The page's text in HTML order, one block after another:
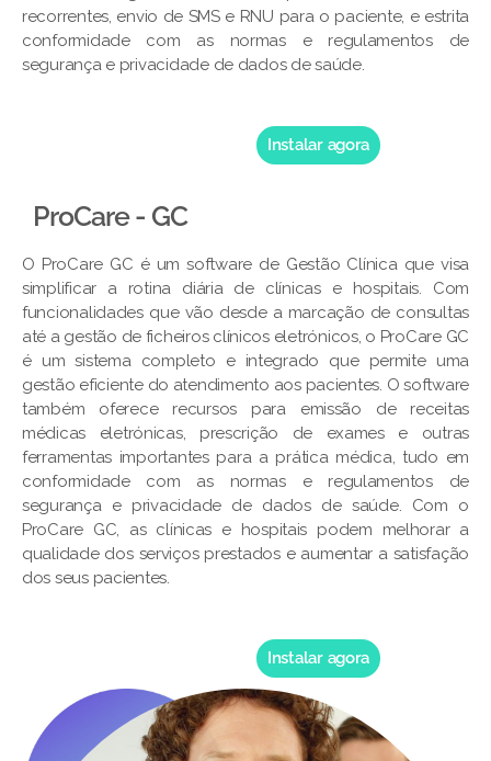
recorrentes, envio de SMS e RNU para o paciente, e estrita
conformidade com as normas e regulamentos de
segurança e privacidade de dados de saúde.
Instalar agora
ProCare - GC
O ProCare GC é um software de Gestão Clínica que visa
simplificar a rotina diária de clínicas e hospitais. Com
funcionalidades que vão desde a marcação de consultas
até a gestão de ficheiros clínicos eletrónicos, o ProCare GC
é um sistema completo e integrado que permite uma
gestão eficiente do atendimento aos pacientes. O software
também oferece recursos para emissão de receitas
médicas eletrónicas, prescrição de exames e outras
ferramentas importantes para a prática médica, tudo em
conformidade com as normas e regulamentos de
segurança e privacidade de dados de saúde. Com o
ProCare GC, as clínicas e hospitais podem melhorar a
qualidade dos serviços prestados e aumentar a satisfação
dos seus pacientes.
Instalar agora